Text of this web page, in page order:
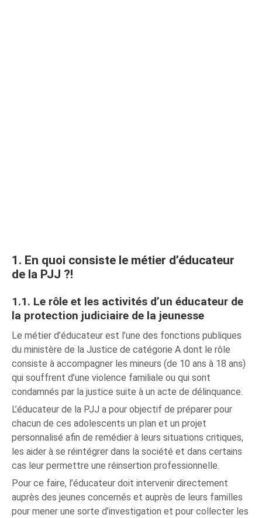
1. En quoi consiste le métier d’éducateur
de la PJJ ?!
1.1. Le rôle et les activités d’un éducateur de
la protection judiciaire de la jeunesse
Le métier d’éducateur est l’une des fonctions publiques
du ministère de la Justice de catégorie A dont le rôle
consiste à accompagner les mineurs (de 10 ans à 18 ans)
qui souffrent d’une violence familiale ou qui sont
condamnés par la justice suite à un acte de délinquance.
L’éducateur de la PJJ a pour objectif de préparer pour
chacun de ces adolescents un plan et un projet
personnalisé afin de remédier à leurs situations critiques,
les aider à se réintégrer dans la société et dans certains
cas leur permettre une réinsertion professionnelle.
Pour ce faire, l’éducateur doit intervenir directement
auprès des jeunes concernés et auprès de leurs familles
pour mener une sorte d’investigation et pour collecter les